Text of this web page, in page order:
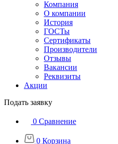
Компания
О компании
История
ГОСТы
Сертификаты
Производители
Отзывы
Вакансии
Реквизиты
Акции
Подать заявку
0 Сравнение
0 Корзина